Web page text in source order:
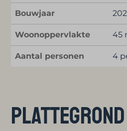
Bouwjaar
Woonoppervlakte 45
Aantal personen 4
Plattegrond